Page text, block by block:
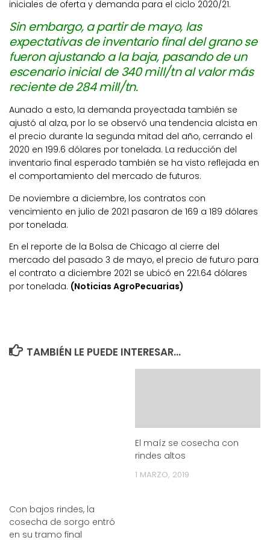
iniciales de oferta y demanda para el ciclo 2020/21.
Sin embargo, a partir de mayo, las
expectativas de inventario final del grano se
fueron ajustando a la baja, pasando de un
escenario inicial de 340 mill/tn al valor más
reciente de 284 mill/tn.
Aunado a esto, la demanda proyectada también se
ajustó al alza, por lo se observó una tendencia alcista en
el precio durante la segunda mitad del año, cerrando el
2020 en 199.6 dólares por tonelada. La reducción del
inventario final esperado también se ha visto reflejada en
el comportamiento del mercado de futuros.
De noviembre a diciembre, los contratos con
vencimiento en julio de 2021 pasaron de 169 a 189 dólares
por tonelada.
En el reporte de la Bolsa de Chicago al cierre del
mercado del pasado 3 de mayo, el precio de futuro para
el contrato a diciembre 2021 se ubicó en 221.64 dólares
por tonelada. (Noticias AgroPecuarias)
TAMBIÉN LE PUEDE INTERESAR...
Con bajos rindes, la
cosecha de sorgo entró
en su tramo final
El maíz se cosecha con
rindes altos
1 MARZO, 2019